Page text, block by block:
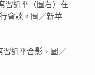
習近平（圖右）在
會談。圖／新華
習近平合影。圖／